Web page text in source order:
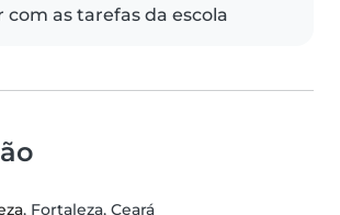
com as tarefas da escola
, Fortaleza, Ceará